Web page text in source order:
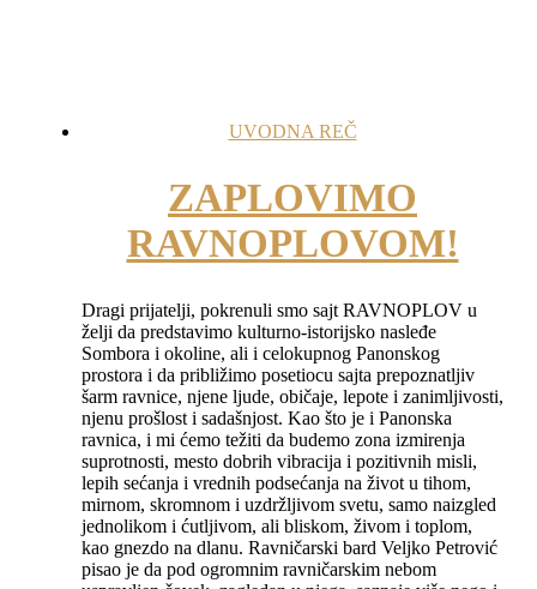
UVODNA REČ
ZAPLOVIMO
RAVNOPLOVOM!
Dragi prijatelji, pokrenuli smo sajt RAVNOPLOV u
želji da predstavimo kulturno-istorijsko nasleđe
Sombora i okoline, ali i celokupnog Panonskog
prostora i da približimo posetiocu sajta prepoznatljiv
šarm ravnice, njene ljude, običaje, lepote i zanimljivosti,
njenu prošlost i sadašnjost. Kao što je i Panonska
ravnica, i mi ćemo težiti da budemo zona izmirenja
suprotnosti, mesto dobrih vibracija i pozitivnih misli,
lepih sećanja i vrednih podsećanja na život u tihom,
mirnom, skromnom i uzdržljivom svetu, samo naizgled
jednolikom i ćutljivom, ali bliskom, živom i toplom,
kao gnezdo na dlanu. Ravničarski bard Veljko Petrović
pisao je da pod ogromnim ravničarskim nebom